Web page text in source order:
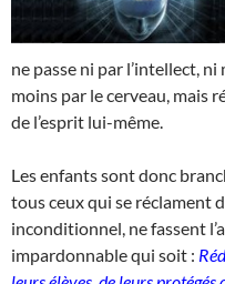
ne passe ni par l’intellect,
moins par le cerveau, mais
de l’esprit lui-même.
Les enfants sont donc
tous ceux qui se réclament
inconditionnel, ne fassent
impardonnable qui soit :